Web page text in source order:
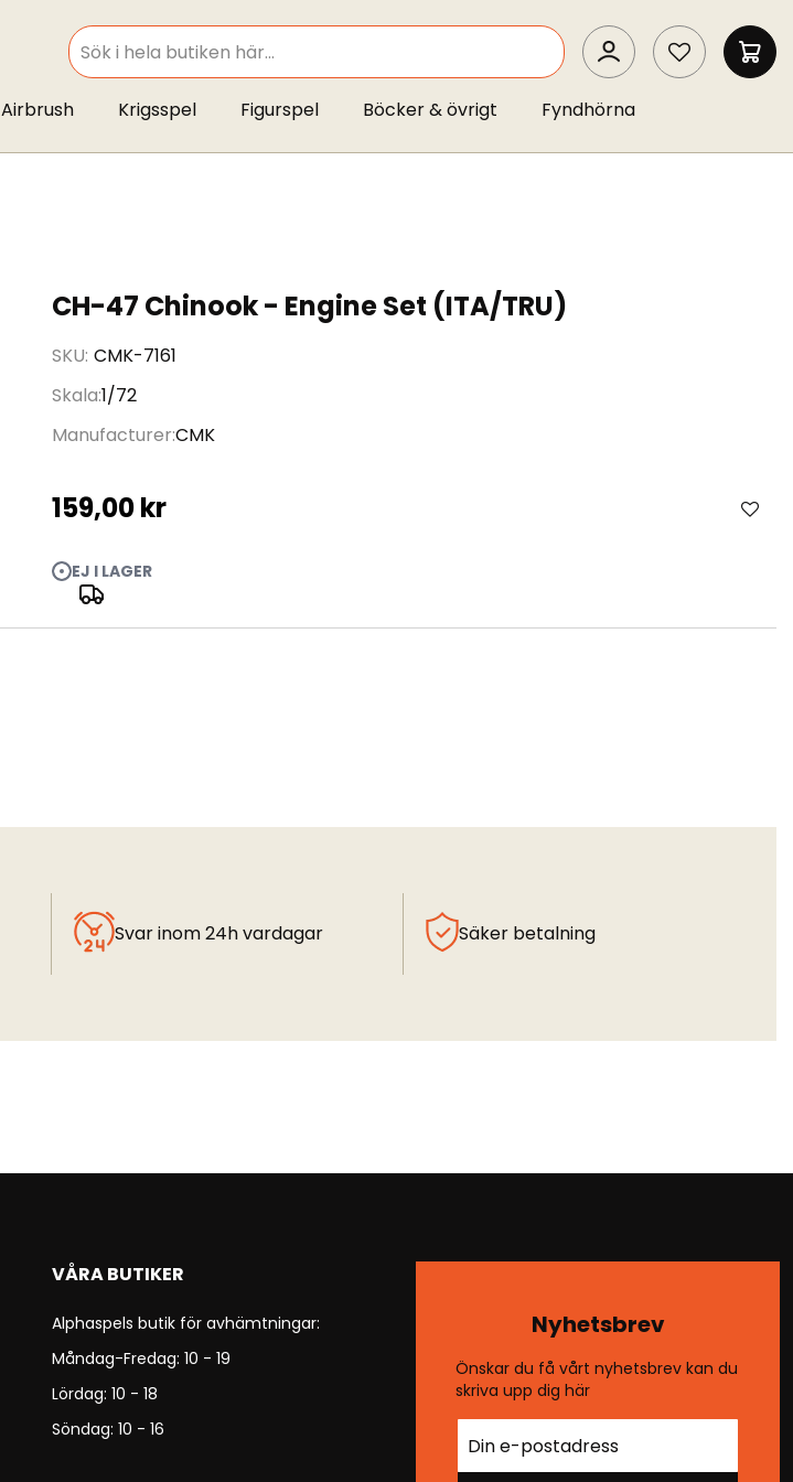
SEARCH
SEARCH
MIN
Airbrush Krigsspel Figurspel Böcker & övrigt Fyndhörna
CH-47 Chinook - Engine Set (ITA/TRU)
SKU CMK-7161
Skala1/72
ManufacturerCMK
159,00 kr
EJ I LAGER
Svar inom 24h vardagar Säker betalning
VÅRA BUTIKER
Alphaspels butik för avhämtningar:
Måndag-Fredag: 10 - 19
Lördag: 10 - 18
Söndag: 10 - 16
Nyhetsbrev
Önskar du få vårt nyhetsbrev kan du
skriva upp dig här